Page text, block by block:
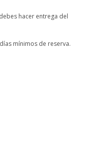
hacer entrega del
mínimos de reserva.